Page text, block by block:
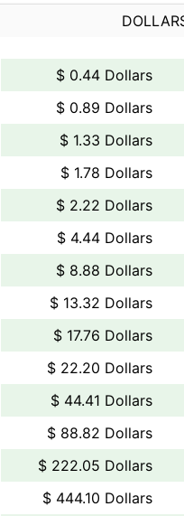
$ 0.44 Dollars
$ 0.89 Dollars
$ 1.33 Dollars
$ 1.78 Dollars
$ 2.22 Dollars
$ 4.44 Dollars
$ 8.88 Dollars
$ 13.32 Dollars
$ 17.76 Dollars
$ 22.20 Dollars
$ 44.41 Dollars
$ 88.82 Dollars
$ 222.05 Dollars
$ 444.10 Dollars